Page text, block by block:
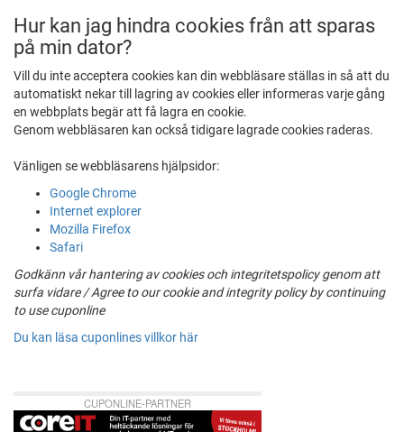
Hur kan jag hindra cookies från att sparas
på min dator?
Vill du inte acceptera cookies kan din webbläsare ställas in så att du
automatiskt nekar till lagring av cookies eller informeras varje gång
en webbplats begär att få lagra en cookie.
Genom webbläsaren kan också tidigare lagrade cookies raderas.
Vänligen se webbläsarens hjälpsidor:
Google Chrome
Internet explorer
Mozilla Firefox
Safari
Godkänn vår hantering av cookies och integritetspolicy genom att
surfa vidare / Agree to our cookie and integrity policy by continuing
to use cuponline
Du kan läsa cuponlines villkor här
CUPONLINE-PARTNER